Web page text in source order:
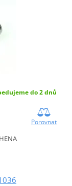
do 2 dnů
Porovnat